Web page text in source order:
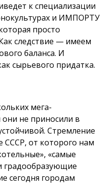
к специализации
и ИМПОРТУ
просто
следствие — имеем
баланса. И
сырьевого придатка.
мега-
не приносили в
Стремление
СССР, от которого нам
«самые
градообразующие
сегодня городам